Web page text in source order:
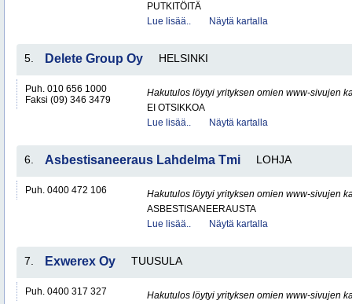
PUTKITÖITÄ
Lue lisää..
Näytä kartalla
5. Delete Group Oy HELSINKI
Puh. 010 656 1000
Faksi (09) 346 3479
Hakutulos löytyi yrityksen omien www-sivujen
EI OTSIKKOA
Lue lisää..
Näytä kartalla
6. Asbestisaneeraus Lahdelma Tmi LOHJA
Puh. 0400 472 106
Hakutulos löytyi yrityksen omien www-sivujen
ASBESTISANEERAUSTA
Lue lisää..
Näytä kartalla
7. Exwerex Oy TUUSULA
Puh. 0400 317 327
Hakutulos löytyi yrityksen omien www-sivujen